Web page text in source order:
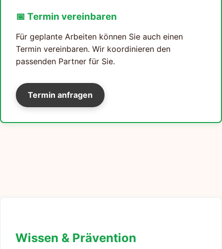
📅 Termin vereinbaren
Für geplante Arbeiten können Sie auch einen
Termin vereinbaren. Wir koordinieren den
passenden Partner für Sie.
Termin anfragen
Wissen & Prävention